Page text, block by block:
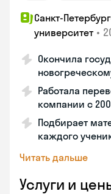
Санкт-
университет •
Окончила
Работала
компании с
Подбирает
каждого
Читать дальше
Услуги и